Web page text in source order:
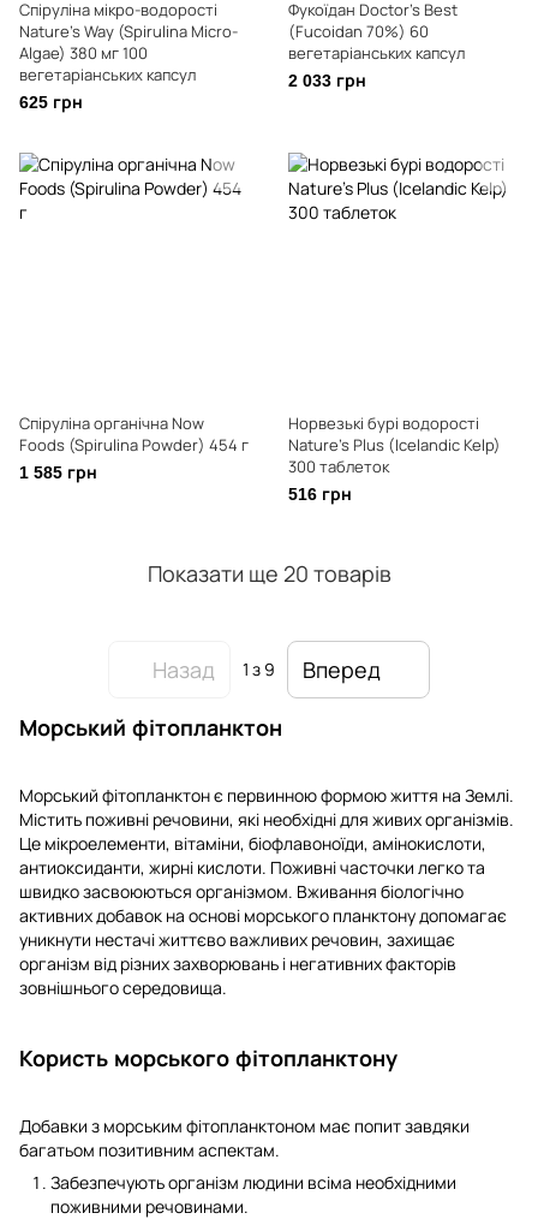
Спіруліна мікро-водорості
Nature's Way (Spirulina Micro-
Algae) 380 мг 100
вегетаріанських капсул
625 грн
Фукоїдан Doctor's Best
(Fucoidan 70%) 60
вегетаріанських капсул
2 033 грн
Спіруліна органічна Now
Foods (Spirulina Powder) 454 г
1 585 грн
Норвезькі бурі водорості
Nature's Plus (Icelandic Kelp)
300 таблеток
516 грн
Показати ще 20 товарів
Назад 1 з 9 Вперед
Морський фітопланктон
Морський фітопланктон є первинною формою життя на Землі.
Містить поживні речовини, які необхідні для живих організмів.
Це мікроелементи, вітаміни, біофлавоноїди, амінокислоти,
антиоксиданти, жирні кислоти. Поживні часточки легко та
швидко засвоюються організмом. Вживання біологічно
активних добавок на основі морського планктону допомагає
уникнути нестачі життєво важливих речовин, захищає
організм від різних захворювань і негативних факторів
зовнішнього середовища.
Користь морського фітопланктону
Добавки з морським фітопланктоном має попит завдяки
багатьом позитивним аспектам.
Забезпечують організм людини всіма необхідними
поживними речовинами.